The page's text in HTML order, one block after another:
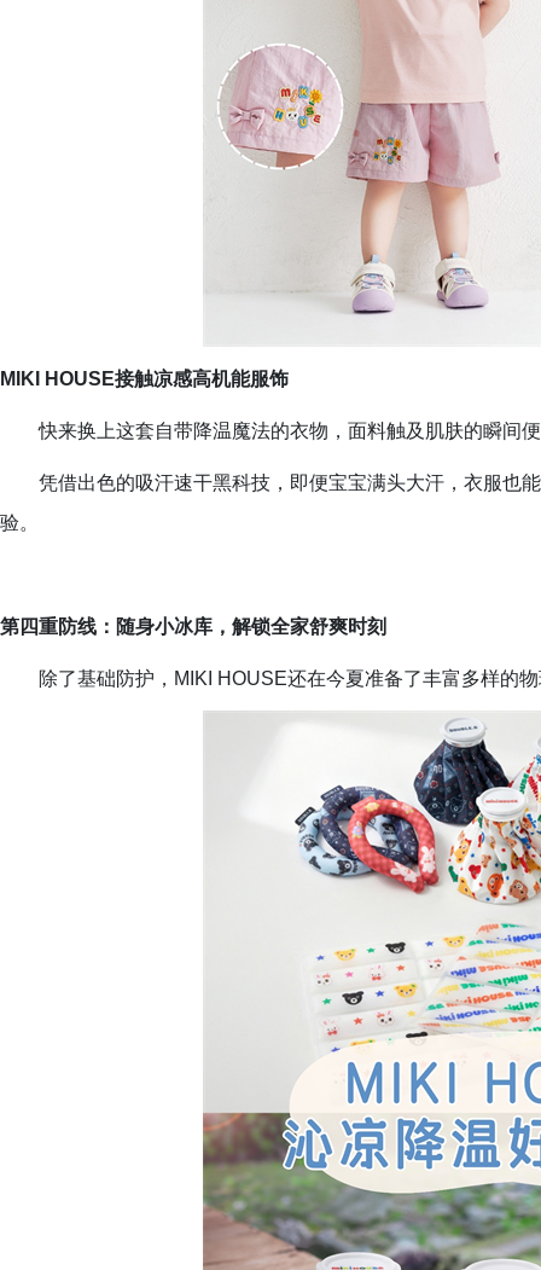
MIKI HOUSE接触凉感高机能服饰
快来换上这套自带降温魔法的衣物，面料触及肌肤的瞬间
凭借出色的吸汗速干黑科技，即便宝宝满头大汗，衣服也
验。
第四重防线：随身小冰库，解锁全家舒爽时刻
除了基础防护，MIKI HOUSE还在今夏准备了丰富多样的